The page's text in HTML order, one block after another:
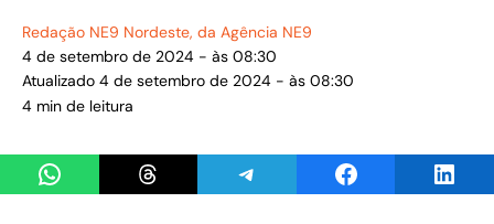
Redação NE9 Nordeste, da Agência NE9
4 de setembro de 2024 - às 08:30
Atualizado 4 de setembro de 2024 - às 08:30
4 min de leitura
Share on WhatsAppShare on ThreadsShare on TelegramShare on Facebook